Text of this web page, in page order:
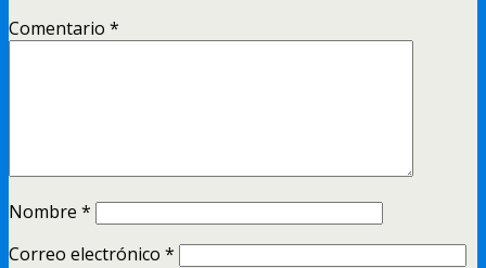
Comentario *
Nombre *
Correo electrónico *